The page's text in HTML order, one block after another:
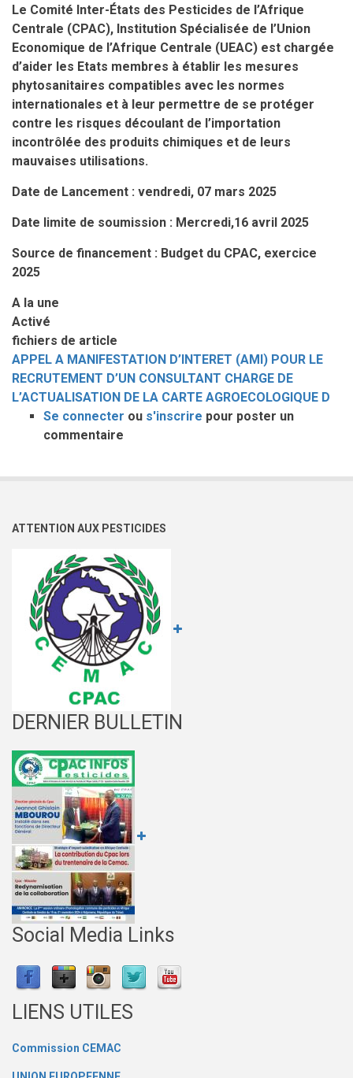
Le Comité Inter-États des Pesticides de l’Afrique
Centrale (CPAC), Institution Spécialisée de l’Union
Economique de l’Afrique Centrale (UEAC) est chargée
d’aider les Etats membres à établir les mesures
phytosanitaires compatibles avec les normes
internationales et à leur permettre de se protéger
contre les risques découlant de l’importation
incontrôlée des produits chimiques et de leurs
mauvaises utilisations.
Date de Lancement : vendredi, 07 mars 2025
Date limite de soumission : Mercredi,16 avril 2025
Source de financement : Budget du CPAC, exercice
2025
A la une
Activé
fichiers de article
APPEL A MANIFESTATION D’INTERET (AMI) POUR LE
RECRUTEMENT D’UN CONSULTANT CHARGE DE
L’ACTUALISATION DE LA CARTE AGROECOLOGIQUE D
Se connecter ou s'inscrire pour poster un
commentaire
ATTENTION AUX PESTICIDES
DERNIER BULLETIN
Social Media Links
LIENS UTILES
Commission CEMAC